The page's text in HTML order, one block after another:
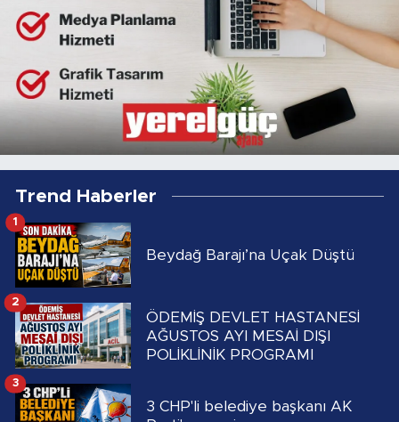
Trend Haberler
Beydağ Barajı’na Uçak Düştü
1
ÖDEMİŞ DEVLET HASTANESİ
AĞUSTOS AYI MESAİ DIŞI
POLİKLİNİK PROGRAMI
2
3 CHP'li belediye başkanı AK
3